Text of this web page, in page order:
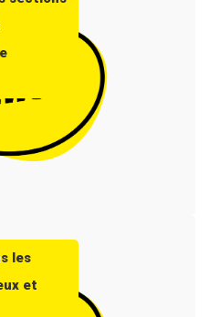
les
et